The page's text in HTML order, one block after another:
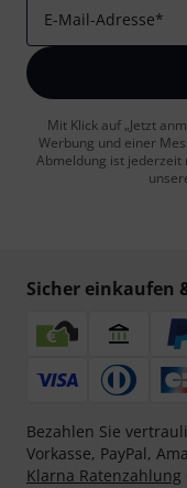
E-Mail-Adresse*
Mit Klick auf „Jetzt
Werbung und einer
Abmeldung ist jederzeit
Sicher einkaufen
Bezahlen Sie
Vorkasse, PayPal,
Klarna Ratenzahlung